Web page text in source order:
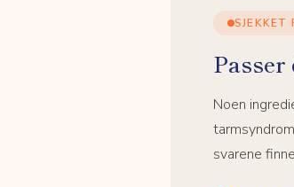
SJEKKET
Noen
svarene